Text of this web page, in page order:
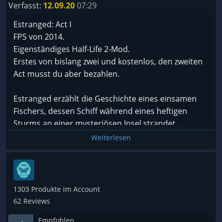
Die Technik ist eben die von Half-Life 2. Ein bißchen
Sonstiges
Ich habe es in 3h durchgespielt.
schon etwas anstrengen.
Code
Ein durchschnittlicher umfangreicher Half-Life-2-
Mod ohne Highlights.
Verfasst: 12.09.2007:29
Estranged: Act I
FPS von 2014.
Eigenständiges Half-Life 2-Mod.
Erstes von bislang zwei und kostenlos, den zweiten
Act musst du aber bezahlen.
Estranged erzählt die Geschichte eines einsamen
Fischers, dessen Schiff während eines heftigen
Sturms an einer mysteriösen Insel strandet.
Erforschen Sie die üppigen Landschaften und
treffen Sie die merkwürdigen Einwohner der Insel,
während Sie einen Weg zurück ans Festland suchen.
Begegnen Sie in diesem gefährlichen Abenteuer, in
dem nicht alles so normal ist, wie es scheint, sowohl
Gefahr als auch Intrigen. (Entwickler)
Weiterlesen
1303 Produkte im Account
62 Reviews